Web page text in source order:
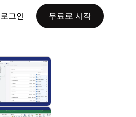
로그인 무료로 시작